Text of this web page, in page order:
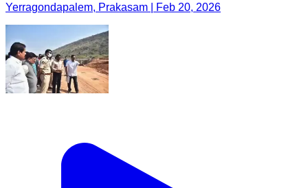
Yerragondapalem, Prakasam | Feb 20, 2026